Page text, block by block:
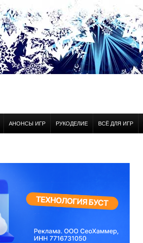
АНОНСЫ ИГР РУКОДЕЛИЕ ВСЁ ДЛЯ ИГР